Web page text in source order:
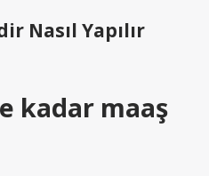
Nasıl Yapılır
kadar maaş